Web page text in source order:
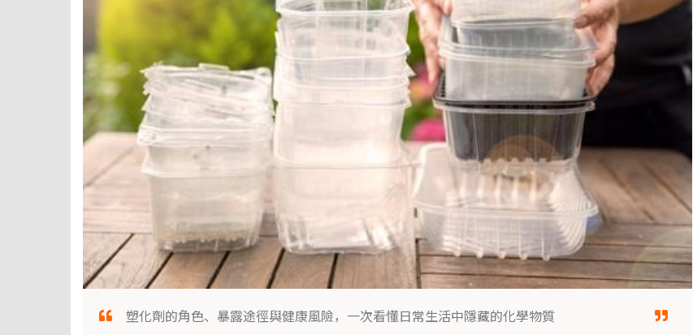
塑化劑的角色、暴露途徑與健康風險，一次看懂日常生活中隱藏的化學物質